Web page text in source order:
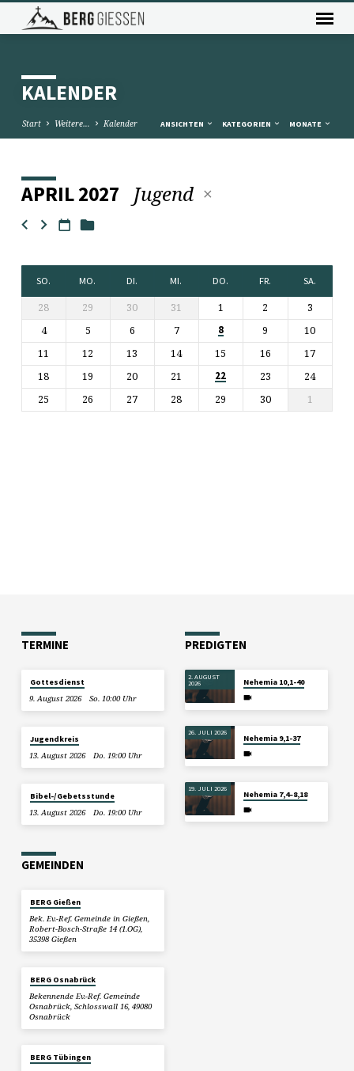
KALENDER
Start Weitere… Kalender ANSICHTEN KATEGORIEN MONATE
KALENDER
APRIL 2027 Jugend
SO. MO. DI. MI. DO. FR. SA.
28 29 30 31 1 2
3
4
5 6 7 8 9
10
11
12 13 14 15 16
17
18
19 20 21 22 23
24
25
26 27 28 29 30 1
TERMINE
Gottesdienst
9. August 2026
So. 10:00 Uhr
Jugendkreis
13. August 2026
Do. 19:00 Uhr
Bibel-/Gebetsstunde
13. August 2026
Do. 19:00 Uhr
PREDIGTEN
2. AUGUST
2026 Nehemia 10,1-40
26. JULI 2026
Nehemia 9,1-37
19. JULI 2026
Nehemia 7,4–8,18
GEMEINDEN
BERG Gießen
Bek. Ev.-Ref. Gemeinde in Gießen,
Robert-Bosch-Straße 14 (1.OG),
35398 Gießen
BERG Osnabrück
Bekennende Ev.-Ref. Gemeinde
Osnabrück, Schlosswall 16, 49080
Osnabrück
BERG Tübingen